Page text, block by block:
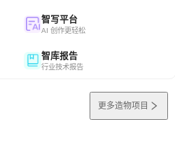
智写平台
AI 创作更轻松
智库报告
行业技术报告
更多造物项目